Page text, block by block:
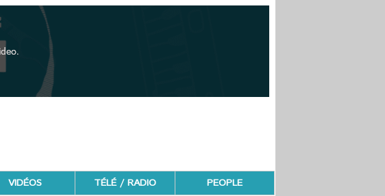
VIDÉOS TÉLÉ / RADIO PEOPLE